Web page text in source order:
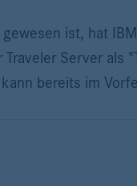
ist, hat
Server als
bereits im